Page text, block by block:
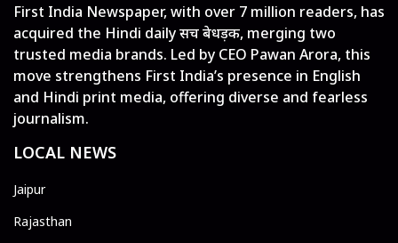
First India Newspaper, with over 7 million readers, has
acquired the Hindi daily सच बेधड़क, merging two
trusted media brands. Led by CEO Pawan Arora, this
move strengthens First India’s presence in English
and Hindi print media, offering diverse and fearless
journalism.
LOCAL NEWS
Jaipur
Rajasthan